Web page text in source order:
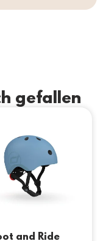
gefallen
and Ride